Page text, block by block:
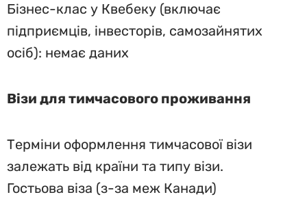
Бізнес-клас у Квебеку (включає
підприємців, інвесторів, самозайнятих
осіб): немає даних
Візи для тимчасового проживання
Терміни оформлення тимчасової візи
залежать від країни та типу візи.
Гостьова віза (з-за меж Канади)